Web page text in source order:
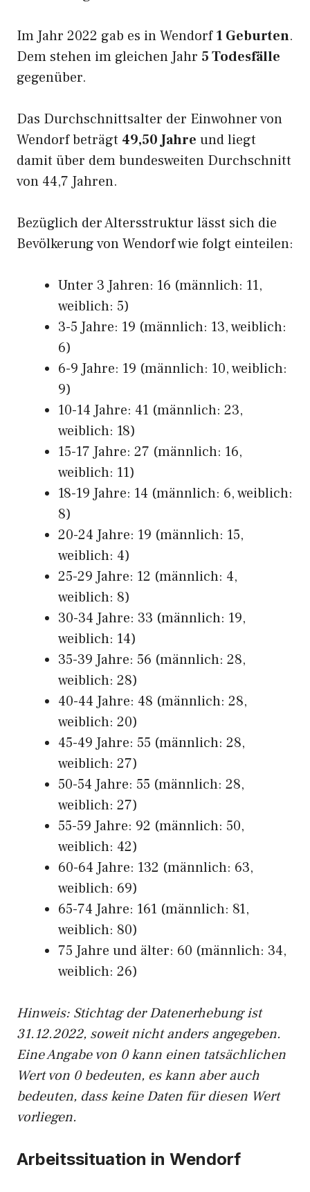
Im Jahr 2022 gab es in Wendorf1 Geburten.
Dem stehen im gleichen Jahr 5 Todesfälle
gegenüber.
Das Durchschnittsalter der Einwohner von
Wendorf beträgt 49,50 Jahre und liegt
damit über dem bundesweiten Durchschnitt
von 44,7 Jahren.
Bezüglich der Altersstruktur lässt sich die
Bevölkerung von Wendorf wie folgt einteilen:
Unter 3 Jahren: 16 (männlich: 11,
weiblich: 5)
3-5 Jahre: 19 (männlich: 13, weiblich:
6)
6-9 Jahre: 19 (männlich: 10, weiblich:
9)
10-14 Jahre: 41 (männlich: 23,
weiblich: 18)
15-17 Jahre: 27 (männlich: 16,
weiblich: 11)
18-19 Jahre: 14 (männlich: 6, weiblich:
8)
20-24 Jahre: 19 (männlich: 15,
weiblich: 4)
25-29 Jahre: 12 (männlich: 4,
weiblich: 8)
30-34 Jahre: 33 (männlich: 19,
weiblich: 14)
35-39 Jahre: 56 (männlich: 28,
weiblich: 28)
40-44 Jahre: 48 (männlich: 28,
weiblich: 20)
45-49 Jahre: 55 (männlich: 28,
weiblich: 27)
50-54 Jahre: 55 (männlich: 28,
weiblich: 27)
55-59 Jahre: 92 (männlich: 50,
weiblich: 42)
60-64 Jahre: 132 (männlich: 63,
weiblich: 69)
65-74 Jahre: 161 (männlich: 81,
weiblich: 80)
75 Jahre und älter: 60 (männlich: 34,
weiblich: 26)
Hinweis: Stichtag der Datenerhebung ist
31.12.2022, soweit nicht anders angegeben.
Eine Angabe von 0 kann einen tatsächlichen
Wert von 0 bedeuten, es kann aber auch
bedeuten, dass keine Daten für diesen Wert
vorliegen.
Arbeitssituation in Wendorf